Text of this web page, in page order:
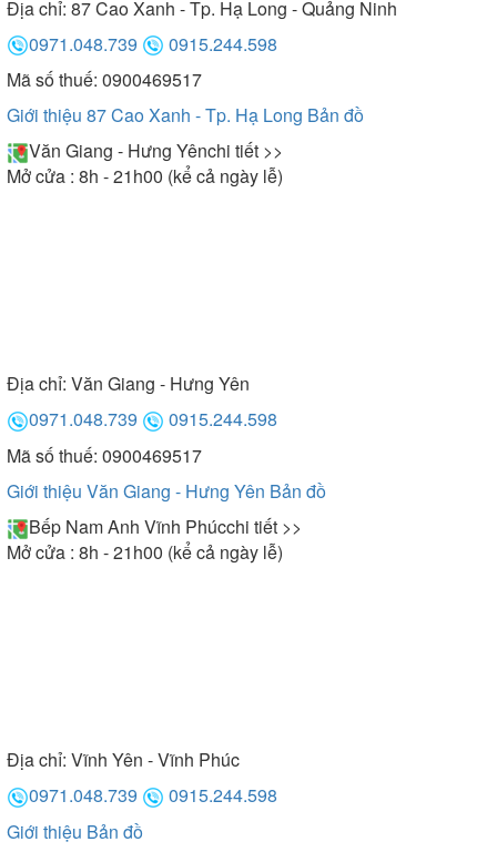
Địa chỉ: 87 Cao Xanh - Tp. Hạ Long - Quảng Ninh
0971.048.739
0915.244.598
Mã số thuế: 0900469517
Giới thiệu 87 Cao Xanh - Tp. Hạ Long Bản đồ
Văn Giang - Hưng Yênchi tiết >>
Mở cửa : 8h - 21h00 (kể cả ngày lễ)
Địa chỉ: Văn Giang - Hưng Yên
0971.048.739
0915.244.598
Mã số thuế: 0900469517
Giới thiệu Văn Giang - Hưng Yên Bản đồ
Bếp Nam Anh Vĩnh Phúcchi tiết >>
Mở cửa : 8h - 21h00 (kể cả ngày lễ)
Địa chỉ: Vĩnh Yên - Vĩnh Phúc
0971.048.739
0915.244.598
Giới thiệu Bản đồ